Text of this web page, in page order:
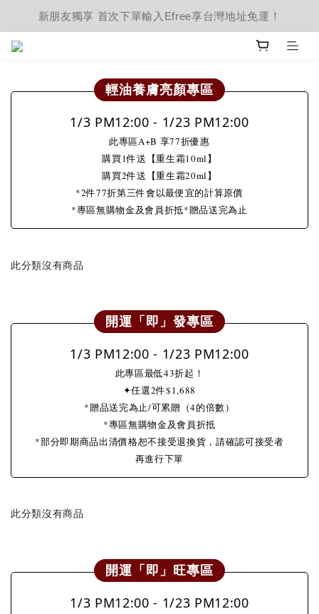
新朋友獨享 首次下單輸入Efree享台灣地址免運！
輕油養膚亮顏專區
1/3 PM12:00 - 1/23 PM12:00
此專區A+B 享77折優惠
購買1件送【重生霜10ml】
購買2件送【重生霜20ml】
*2件77折第三件會以最便宜的計算原價
*專區無購物金及會員折抵*贈品送完為止
此分類沒有商品
開運「即」發專區
1/3 PM12:00 - 1/23 PM12:00
此專區最低43折起！
✦任選2件$1,688
*贈品送完為止/可累贈（4的倍數）
*專區無購物金及會員折抵
*部分即期商品出清價格恕不接受退換貨，請確認可接受者
再進行下單
此分類沒有商品
開運「即」旺專區
1/3 PM12:00 - 1/23 PM12:00